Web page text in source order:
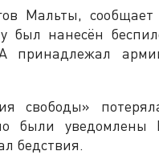
Мальты,
был нанесён
принадлежал
свободы»
были уведомлены
бедствия.